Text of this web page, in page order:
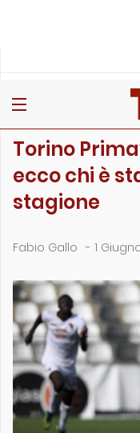
Torino
ecco chi è
stagione
Fabio Gallo - 1